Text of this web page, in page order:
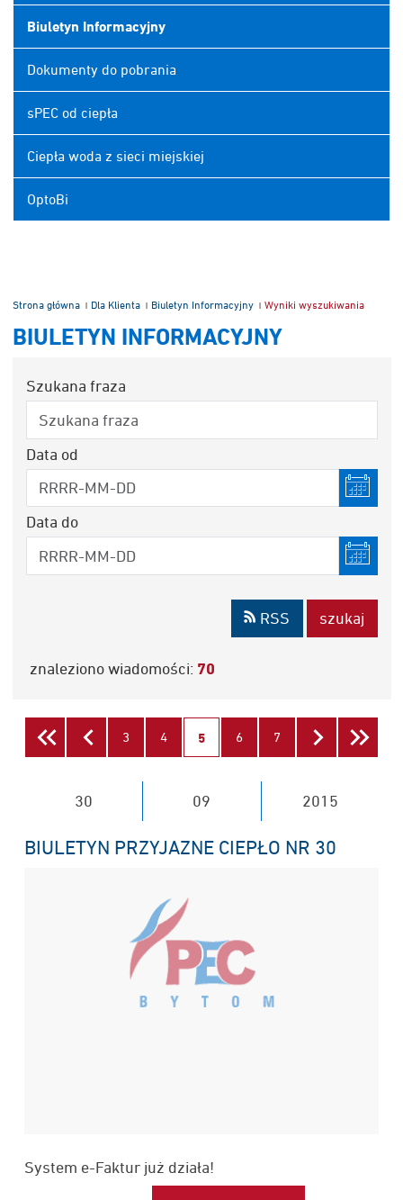
Biuletyn Informacyjny
Dokumenty do pobrania
sPEC od ciepła
Ciepła woda z sieci miejskiej
OptoBi
Strona główna Dla Klienta Biuletyn Informacyjny Wyniki wyszukiwania
BIULETYN INFORMACYJNY
Szukana fraza
Data od
Data do
RSS szukaj
znaleziono wiadomości: 70
PierwszaPoprzednia strona
3 strona
4 strona
5 strona
6 strona
7
30 09 2015
BIULETYN PRZYJAZNE CIEPŁO NR 30
System e-Faktur już działa!